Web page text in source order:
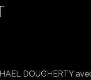
DOUGHERTY